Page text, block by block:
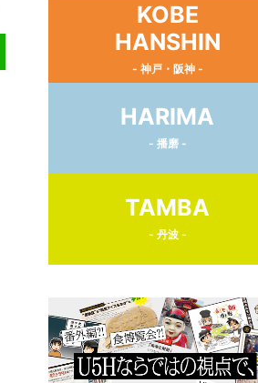
KOBE
HANSHIN
- 神戸・阪神 -
HARIMA
- 播磨 -
TAMBA
- 丹波 -